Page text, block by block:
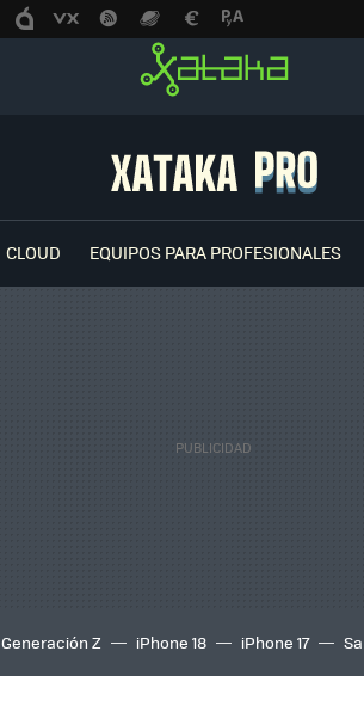
CLOUD EQUIPOS PARA PROFESIONALES
Generación Z iPhone 18 iPhone 17